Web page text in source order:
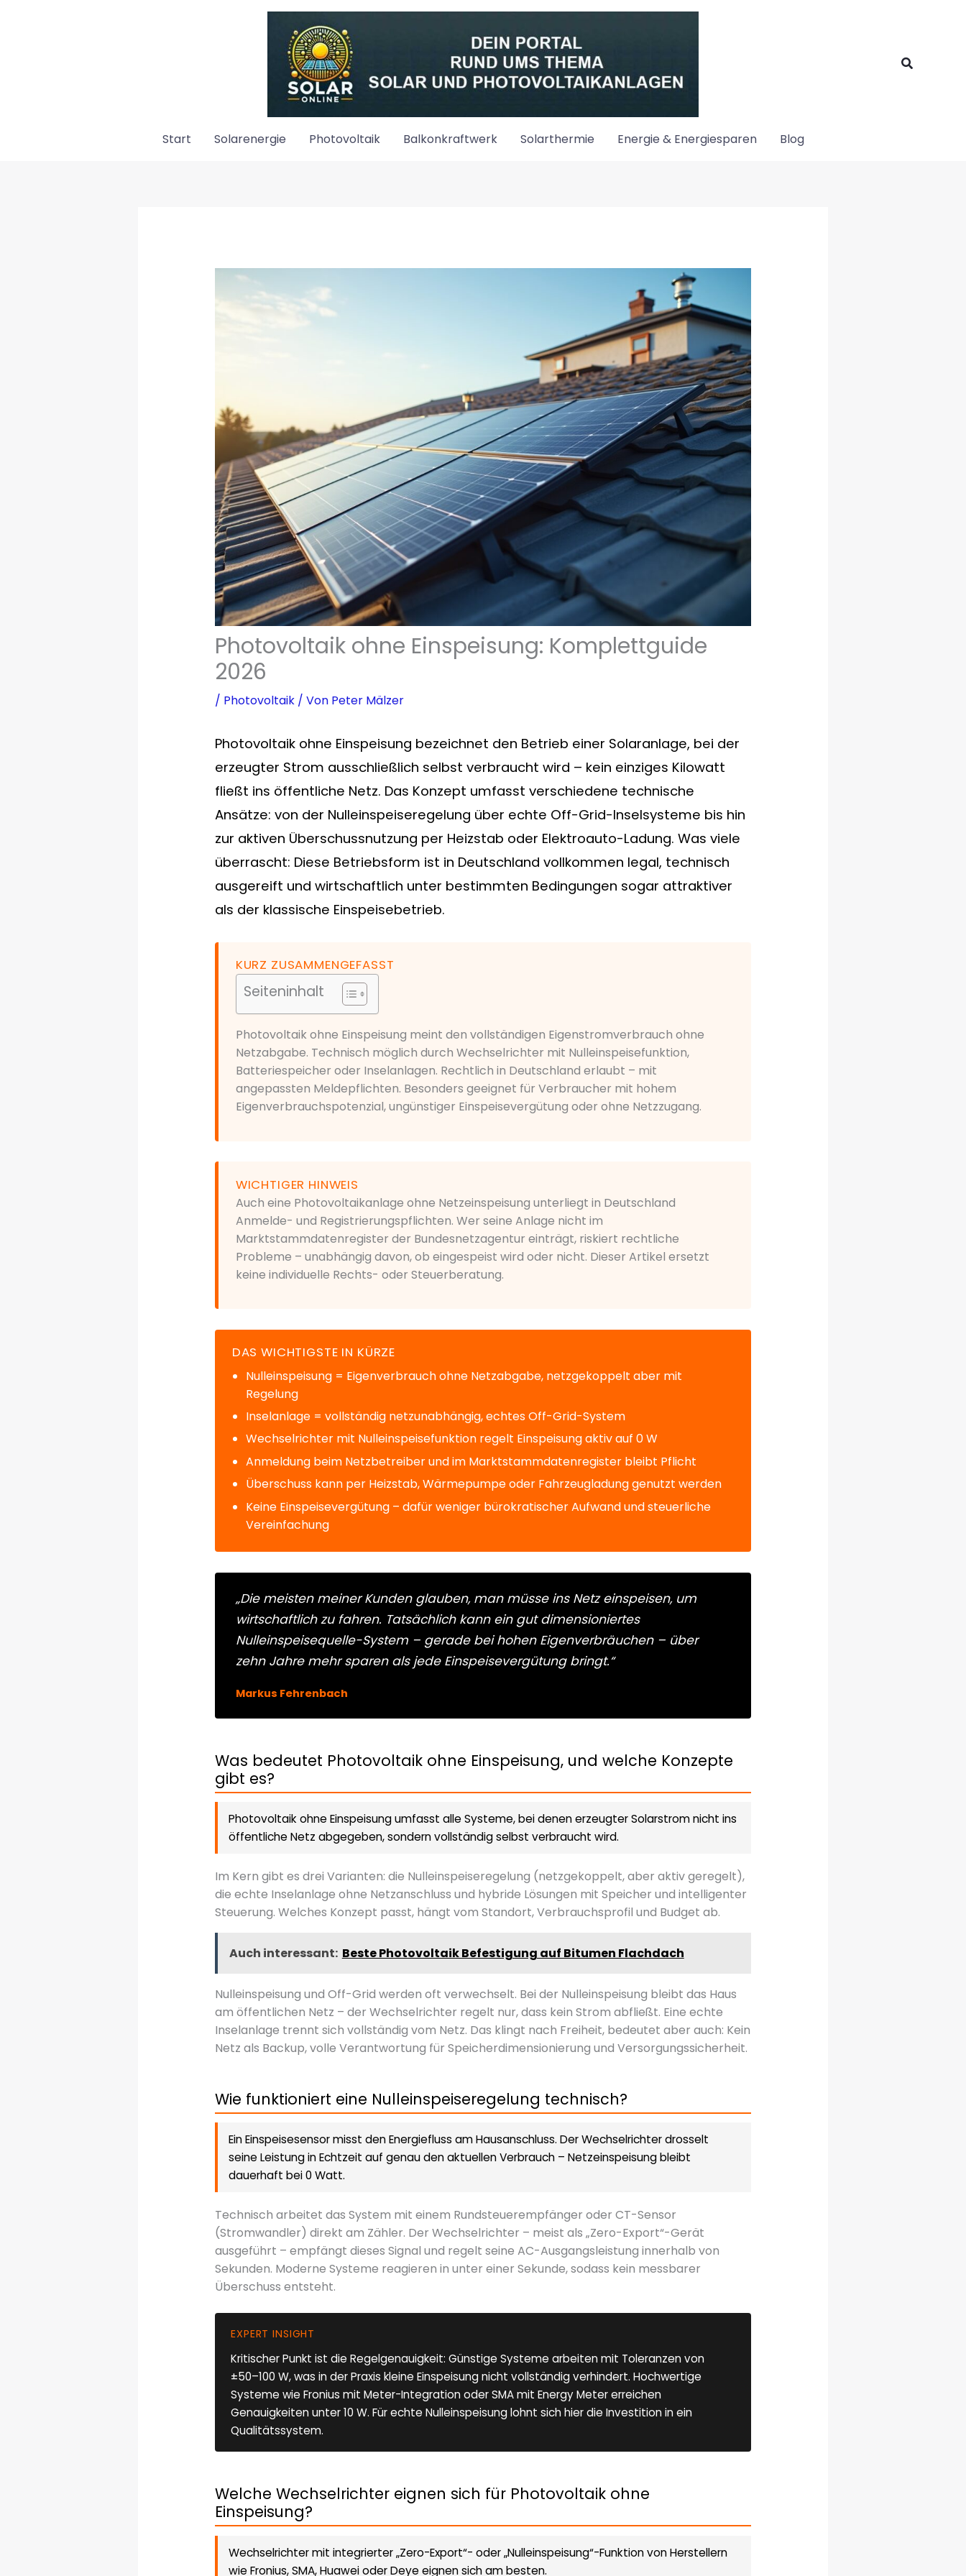
Suchen
Start Solarenergie Photovoltaik Balkonkraftwerk Solarthermie Energie & Energiesparen Blog
Photovoltaik ohne Einspeisung: Komplettguide
2026
/ Photovoltaik/ Von Peter Mälzer
Photovoltaik ohne Einspeisung bezeichnet den Betrieb einer Solaranlage, bei der
erzeugter Strom ausschließlich selbst verbraucht wird – kein einziges Kilowatt
fließt ins öffentliche Netz. Das Konzept umfasst verschiedene technische
Ansätze: von der Nulleinspeiseregelung über echte Off-Grid-Inselsysteme bis hin
zur aktiven Überschussnutzung per Heizstab oder Elektroauto-Ladung. Was viele
überrascht: Diese Betriebsform ist in Deutschland vollkommen legal, technisch
ausgereift und wirtschaftlich unter bestimmten Bedingungen sogar attraktiver
als der klassische Einspeisebetrieb.
KURZ ZUSAMMENGEFASST
Seiteninhalt
Photovoltaik ohne Einspeisung meint den vollständigen Eigenstromverbrauch ohne
Netzabgabe. Technisch möglich durch Wechselrichter mit Nulleinspeisefunktion,
Batteriespeicher oder Inselanlagen. Rechtlich in Deutschland erlaubt – mit
angepassten Meldepflichten. Besonders geeignet für Verbraucher mit hohem
Eigenverbrauchspotenzial, ungünstiger Einspeisevergütung oder ohne Netzzugang.
WICHTIGER HINWEIS
Auch eine Photovoltaikanlage ohne Netzeinspeisung unterliegt in Deutschland
Anmelde- und Registrierungspflichten. Wer seine Anlage nicht im
Marktstammdatenregister der Bundesnetzagentur einträgt, riskiert rechtliche
Probleme – unabhängig davon, ob eingespeist wird oder nicht. Dieser Artikel ersetzt
keine individuelle Rechts- oder Steuerberatung.
DAS WICHTIGSTE IN KÜRZE
Nulleinspeisung = Eigenverbrauch ohne Netzabgabe, netzgekoppelt aber mit
Regelung
Inselanlage = vollständig netzunabhängig, echtes Off-Grid-System
Wechselrichter mit Nulleinspeisefunktion regelt Einspeisung aktiv auf 0 W
Anmeldung beim Netzbetreiber und im Marktstammdatenregister bleibt Pflicht
Überschuss kann per Heizstab, Wärmepumpe oder Fahrzeugladung genutzt werden
Keine Einspeisevergütung – dafür weniger bürokratischer Aufwand und steuerliche
Vereinfachung
„Die meisten meiner Kunden glauben, man müsse ins Netz einspeisen, um
wirtschaftlich zu fahren. Tatsächlich kann ein gut dimensioniertes
Nulleinspeisequelle-System – gerade bei hohen Eigenverbräuchen – über
zehn Jahre mehr sparen als jede Einspeisevergütung bringt.“
Markus Fehrenbach
Was bedeutet Photovoltaik ohne Einspeisung, und welche Konzepte
gibt es?
Photovoltaik ohne Einspeisung umfasst alle Systeme, bei denen erzeugter Solarstrom nicht ins
öffentliche Netz abgegeben, sondern vollständig selbst verbraucht wird.
Im Kern gibt es drei Varianten: die Nulleinspeiseregelung (netzgekoppelt, aber aktiv geregelt),
die echte Inselanlage ohne Netzanschluss und hybride Lösungen mit Speicher und intelligenter
Steuerung. Welches Konzept passt, hängt vom Standort, Verbrauchsprofil und Budget ab.
Auch interessant: Beste Photovoltaik Befestigung auf Bitumen Flachdach
Nulleinspeisung und Off-Grid werden oft verwechselt. Bei der Nulleinspeisung bleibt das Haus
am öffentlichen Netz – der Wechselrichter regelt nur, dass kein Strom abfließt. Eine echte
Inselanlage trennt sich vollständig vom Netz. Das klingt nach Freiheit, bedeutet aber auch: Kein
Netz als Backup, volle Verantwortung für Speicherdimensionierung und Versorgungssicherheit.
Wie funktioniert eine Nulleinspeiseregelung technisch?
Ein Einspeisesensor misst den Energiefluss am Hausanschluss. Der Wechselrichter drosselt
seine Leistung in Echtzeit auf genau den aktuellen Verbrauch – Netzeinspeisung bleibt
dauerhaft bei 0 Watt.
Technisch arbeitet das System mit einem Rundsteuerempfänger oder CT-Sensor
(Stromwandler) direkt am Zähler. Der Wechselrichter – meist als „Zero-Export“-Gerät
ausgeführt – empfängt dieses Signal und regelt seine AC-Ausgangsleistung innerhalb von
Sekunden. Moderne Systeme reagieren in unter einer Sekunde, sodass kein messbarer
Überschuss entsteht.
EXPERT INSIGHT
Kritischer Punkt ist die Regelgenauigkeit: Günstige Systeme arbeiten mit Toleranzen von
±50–100 W, was in der Praxis kleine Einspeisung nicht vollständig verhindert. Hochwertige
Systeme wie Fronius mit Meter-Integration oder SMA mit Energy Meter erreichen
Genauigkeiten unter 10 W. Für echte Nulleinspeisung lohnt sich hier die Investition in ein
Qualitätssystem.
Welche Wechselrichter eignen sich für Photovoltaik ohne
Einspeisung?
Wechselrichter mit integrierter „Zero-Export“- oder „Nulleinspeisung“-Funktion von Herstellern
wie Fronius, SMA, Huawei oder Deye eignen sich am besten.